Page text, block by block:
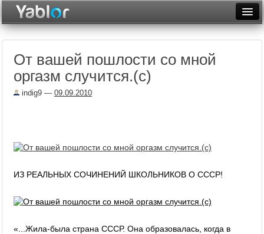
Неделя
Месяц
Фототоп
Видеотоп
От вашей пошлости со мной
оргазм случится.(с)
indig9 — 09.09.2010
ИЗ РЕАЛЬНЫХ СОЧИНЕНИЙ ШКОЛЬНИКОВ О СССР!
«...Жила-была страна СССР. Она образовалась, когда в